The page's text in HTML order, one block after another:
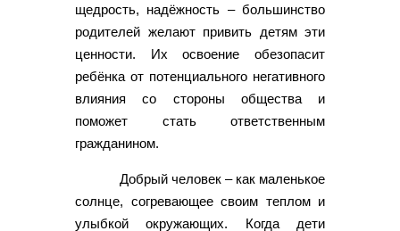
щедрость, надёжность – большинство
родителей желают привить детям эти
ценности. Их освоение обезопасит
ребёнка от потенциального негативного
влияния со стороны общества и
поможет стать ответственным
гражданином.
Добрый человек – как маленькое
солнце, согревающее своим теплом и
улыбкой окружающих. Когда дети